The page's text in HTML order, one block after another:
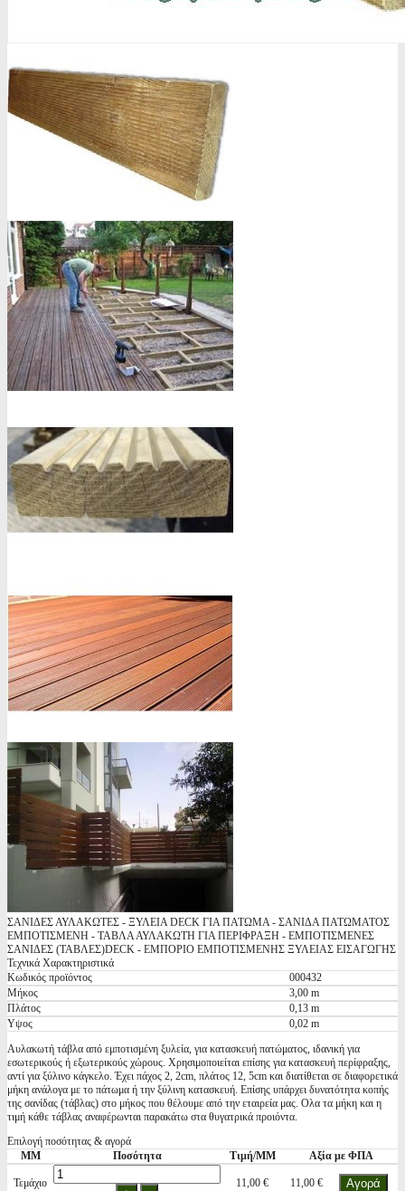
ΣΑΝΙΔΕΣ ΑΥΛΑΚΩΤΕΣ - ΞΥΛΕΙΑ DECK ΓΙΑ ΠΑΤΩΜΑ - ΣΑΝΙΔΑ ΠΑΤΩΜΑΤΟΣ
ΕΜΠΟΤΙΣΜΕΝΗ - ΤΑΒΛΑ ΑΥΛΑΚΩΤΗ ΓΙΑ ΠΕΡΙΦΡΑΞΗ - ΕΜΠΟΤΙΣΜΕΝΕΣ
ΣΑΝΙΔΕΣ (ΤΑΒΛΕΣ)DECK - ΕΜΠΟΡΙΟ ΕΜΠΟΤΙΣΜΕΝΗΣ ΞΥΛΕΙΑΣ ΕΙΣΑΓΩΓΗΣ
Τεχνικά Χαρακτηριστικά
Κωδικός προϊόντος
000432
Μήκος
3,00 m
Πλάτος
0,13 m
Υψος
0,02 m
Αυλακωτή τάβλα από εμποτισμένη ξυλεία, για κατασκευή πατώματος, ιδανική για
εσωτερικούς ή εξωτερικούς χώρους. Χρησιμοποιείται επίσης για κατασκευή περίφραξης,
αντί για ξύλινο κάγκελο. Έχει πάχος 2, 2cm, πλάτος 12, 5cm και διατίθεται σε διαφορετικά
μήκη ανάλογα με το πάτωμα ή την ξύλινη κατασκευή. Επίσης υπάρχει δυνατότητα κοπής
της σανίδας (τάβλας) στο μήκος που θέλουμε από την εταιρεία μας. Ολα τα μήκη και η
τιμή κάθε τάβλας αναφέρωνται παρακάτω στα θυγατρικά προιόντα.
Επιλογή ποσότητας & αγορά
ΜΜ
Ποσότητα Τιμή/ΜΜ Αξία με ΦΠΑ
Τεμάχιο 11,00 € 11,00 €